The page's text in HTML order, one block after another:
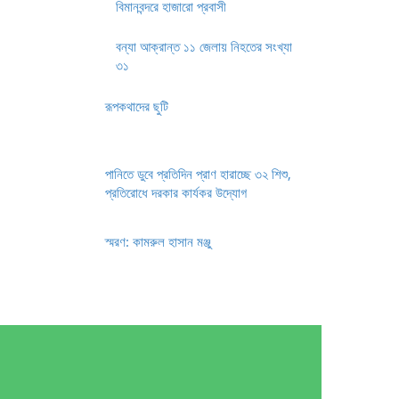
বিমানবন্দরে হাজারো প্রবাসী
বন্যা আক্রান্ত ১১ জেলায় নিহতের সংখ্যা
৩১
রূপকথাদের ছুটি
পানিতে ডুবে প্রতিদিন প্রাণ হারাচ্ছে ৩২ শিশু,
প্রতিরোধে দরকার কার্যকর উদ্যোগ
স্মরণ: কামরুল হাসান মঞ্জু